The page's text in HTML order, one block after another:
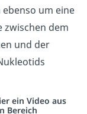
ebenso um eine
zwischen dem
und der
ein Video aus
Bereich